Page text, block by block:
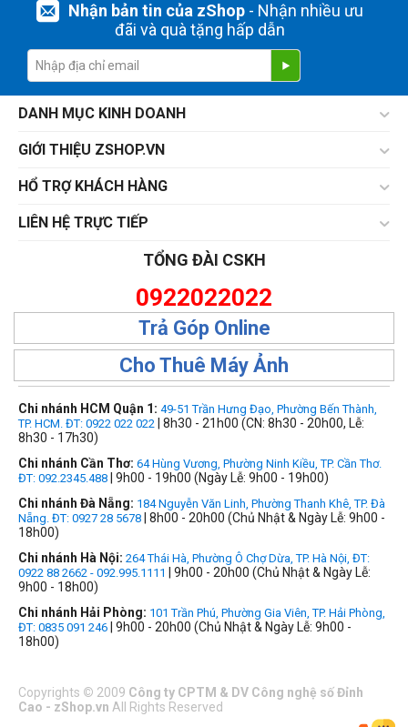
Nhận bản tin của zShop- Nhận nhiều ưu
đãi và quà tặng hấp dẫn
DANH MỤC KINH DOANH
GIỚI THIỆU ZSHOP.VN
HỔ TRỢ KHÁCH HÀNG
LIÊN HỆ TRỰC TIẾP
TỔNG ĐÀI CSKH
0922022022
Trả Góp Online
Cho Thuê Máy Ảnh
Chi nhánh HCM Quận 1: 49-51 Trần Hưng Đạo, Phường Bến Thành,
TP. HCM. ĐT: 0922 022 022 | 8h30 - 21h00 (CN: 8h30 - 20h00, Lễ:
8h30 - 17h30)
Chi nhánh Cần Thơ: 64 Hùng Vương, Phường Ninh Kiều, TP. Cần Thơ.
ĐT: 092.2345.488 | 9h00 - 19h00 (Ngày Lễ: 9h00 - 19h00)
Chi nhánh Đà Nẵng: 184 Nguyễn Văn Linh, Phường Thanh Khê, TP. Đà
Nẵng. ĐT: 0927 28 5678 | 8h00 - 20h00 (Chủ Nhật & Ngày Lễ: 9h00 -
18h00)
Chi nhánh Hà Nội: 264 Thái Hà, Phường Ô Chợ Dừa, TP. Hà Nội, ĐT:
0922 88 2662 - 092.995.1111
| 9h00 - 20h00 (Chủ Nhật & Ngày Lễ:
9h00 - 18h00)
Chi nhánh Hải Phòng: 101 Trần Phú, Phường Gia Viên, TP. Hải Phòng,
ĐT: 0835 091 246 | 9h00 - 20h00 (Chủ Nhật & Ngày Lễ: 9h00 -
18h00)
Copyrights © 2009 Công ty CPTM & DV Công nghệ số Đỉnh
Cao - zShop.vn All Rights Reserved